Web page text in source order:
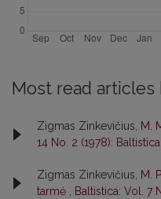
Most read
Zigmas Zinkevičius, M.
14 No. 2 (1978): Baltistica
Zigmas Zinkevičius, M.
tarmė , Baltistica: Vol. 7